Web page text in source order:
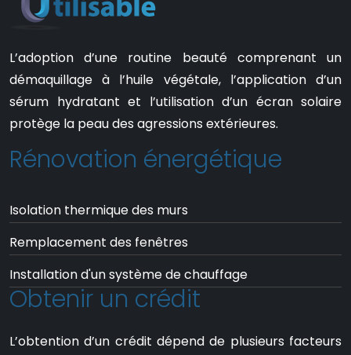
L’adoption d’une routine beauté comprenant un
démaquillage à l’huile végétale, l’application d’un
sérum hydratant et l’utilisation d’un écran solaire
protège la peau des agressions extérieures.
Rénovation énergétique
Isolation thermique des murs
Remplacement des fenêtres
Installation d'un système de chauffage
Obtenir un crédit
L’obtention d’un crédit dépend de plusieurs facteurs